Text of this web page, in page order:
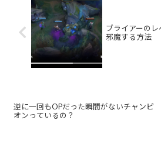
ブライアーの
邪魔する方法
逆に一回もOPだった瞬間がないチャンピ
オンっているの？